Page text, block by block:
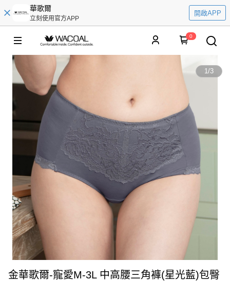
華歌爾
立刻使用官方APP
開啟APP
0
1/3
金華歌爾-寵愛M-3L 中高腰三角褲(星光藍)包臀